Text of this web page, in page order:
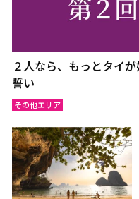
２人なら、もっとタイ
誓い
その他エリア